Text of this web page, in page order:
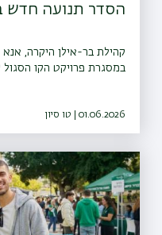
הסדר תנועה חדש
קהילת בר-אילן היקרה,
במסגרת פרויקט הקו
01.06.2026 | טו סיון